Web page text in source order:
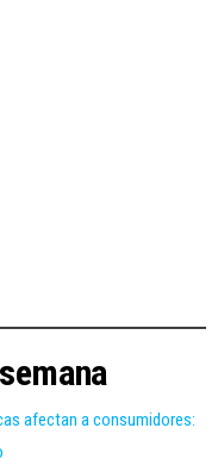
afectan a consumidores: